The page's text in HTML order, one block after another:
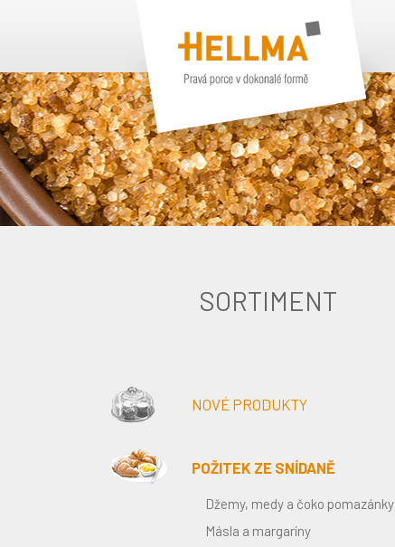
SORTIMENT
NOVÉ PRODUKTY
POŽITEK ZE SNÍDANĚ
Džemy, medy a čoko pomazánky
Másla a margaríny